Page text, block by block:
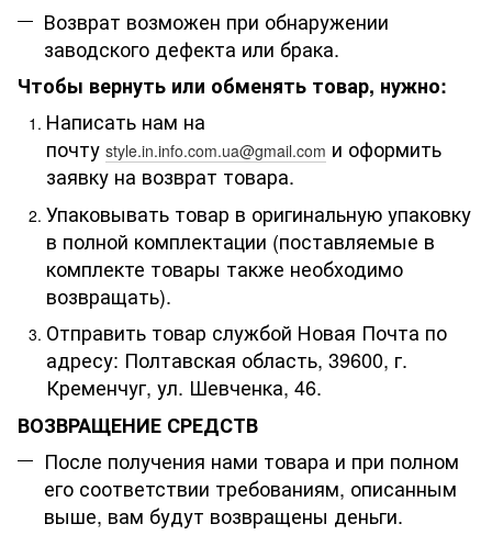
Возврат возможен при обнаружении
заводского дефекта или брака.
Чтобы вернуть или обменять товар, нужно:
Написать нам на
почту style.in.info.com.ua@gmail.com и оформить
заявку на возврат товара.
Упаковывать товар в оригинальную упаковку
в полной комплектации (поставляемые в
комплекте товары также необходимо
возвращать).
Отправить товар службой Новая Почта по
адресу: Полтавская область, 39600, г.
Кременчуг, ул. Шевченка, 46.
ВОЗВРАЩЕНИЕ СРЕДСТВ
После получения нами товара и при полном
его соответствии требованиям, описанным
выше, вам будут возвращены деньги.